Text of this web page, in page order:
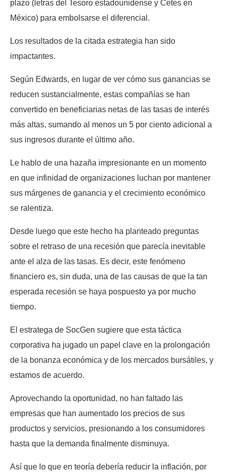
plazo (letras del Tesoro estadounidense y Cetes en
México) para embolsarse el diferencial.
Los resultados de la citada estrategia han sido
impactantes.
Según Edwards, en lugar de ver cómo sus ganancias se
reducen sustancialmente, estas compañías se han
convertido en beneficiarias netas de las tasas de interés
más altas, sumando al menos un 5 por ciento adicional a
sus ingresos durante el último año.
Le hablo de una hazaña impresionante en un momento
en que infinidad de organizaciones luchan por mantener
sus márgenes de ganancia y el crecimiento económico
se ralentiza.
Desde luego que este hecho ha planteado preguntas
sobre el retraso de una recesión que parecía inevitable
ante el alza de las tasas. Es decir, este fenómeno
financiero es, sin duda, una de las causas de que la tan
esperada recesión se haya pospuesto ya por mucho
tiempo.
El estratega de SocGen sugiere que esta táctica
corporativa ha jugado un papel clave en la prolongación
de la bonanza económica y de los mercados bursátiles, y
estamos de acuerdo.
Aprovechando la oportunidad, no han faltado las
empresas que han aumentado los precios de sus
productos y servicios, presionando a los consumidores
hasta que la demanda finalmente disminuya.
Así que lo que en teoría debería reducir la inflación, por